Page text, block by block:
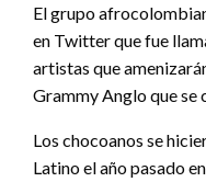
El grupo
en Twitter que fue
artistas que
Grammy Anglo que se
Los chocoanos se
Latino el año pasado